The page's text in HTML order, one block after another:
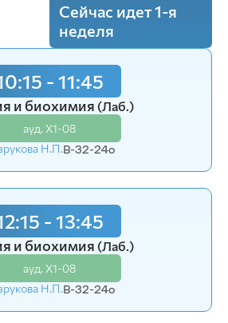
Сейчас идет 1-я
неделя
- 11:45
и биохимия (Лаб.)
ауд. Х1-08
Н.П.В-32-24o
- 13:45
и биохимия (Лаб.)
ауд. Х1-08
Н.П.В-32-24o
8:30 - 10:00
практикум(Лаб.)
ауд. В0-02
Беленюк Н.Н.В-32-24o
10:15 - 11:45
практикум(Лаб.)
ауд. В0-02
Беленюк Н.Н.В-32-24o